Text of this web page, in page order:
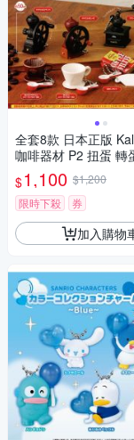
全套8款 日本正版
咖啡器材 P2 扭蛋 轉
豆機 梯形濾杯 梯形
茶壺 BANDAI 萬代
$1,100 $1,200
限時下殺
券
加入購物